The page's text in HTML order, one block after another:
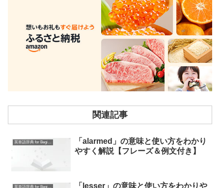
関連記事
英単語辞典 for Beginners
「alarmed」の意味と使い方をわかり
やすく解説【フレーズ＆例文付き】
英単語辞典 for Beginners
「lesser」の意味と使い方をわかりや